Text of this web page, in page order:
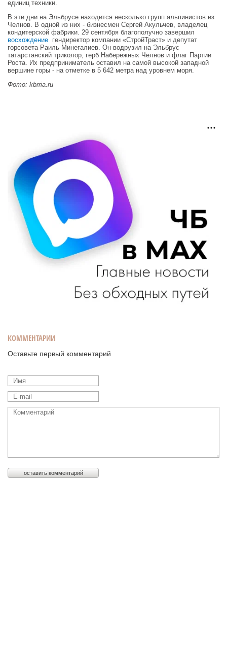
единиц техники.
В эти дни на Эльбрусе находится несколько групп альпинистов из
Челнов. В одной из них - бизнесмен Сергей Акульчев, владелец
кондитерской фабрики. 29 сентября благополучно завершил
восхождение гендиректор компании «СтройТраст» и депутат
горсовета Раиль Минегалиев. Он водрузил на Эльбрус
татарстанский триколор, герб Набережных Челнов и флаг Партии
Роста. Их предприниматель оставил на самой высокой западной
вершине горы - на отметке в 5 642 метра над уровнем моря.
Фото: kbrria.ru
КОММЕНТАРИИ
Оставьте первый комментарий